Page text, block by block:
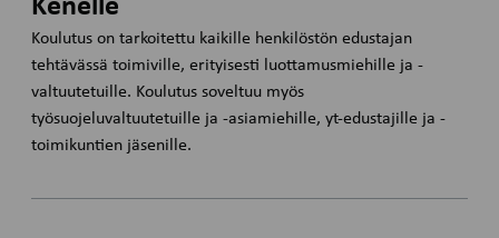
Kenelle
Koulutus on tarkoitettu kaikille henkilöstön edustajan
tehtävässä toimiville, erityisesti luottamusmiehille ja -
valtuutetuille. Koulutus soveltuu myös
työsuojeluvaltuutetuille ja -asiamiehille, yt-edustajille ja -
toimikuntien jäsenille.